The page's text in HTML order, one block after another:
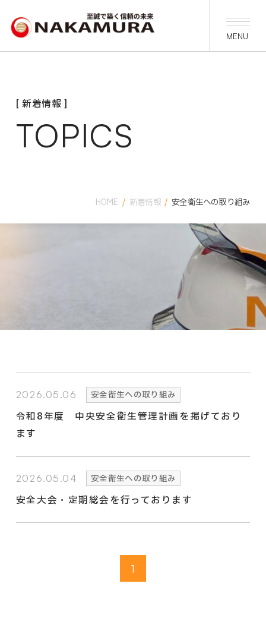
[ 新着情報 ]
TOPICS
HOME / 新着情報 / 安全衛生への取り組み
2026.05.06 安全衛生への取り組み
令和8年度 中央安全衛生管理計画を掲げており
ます
2026.05.04 安全衛生への取り組み
安全大会・定期総会を行っております
1